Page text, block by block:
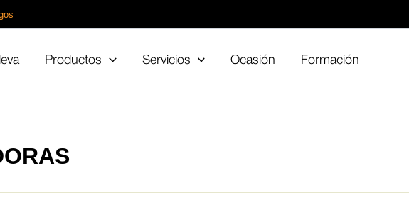
Productos Servicios Ocasión Formación